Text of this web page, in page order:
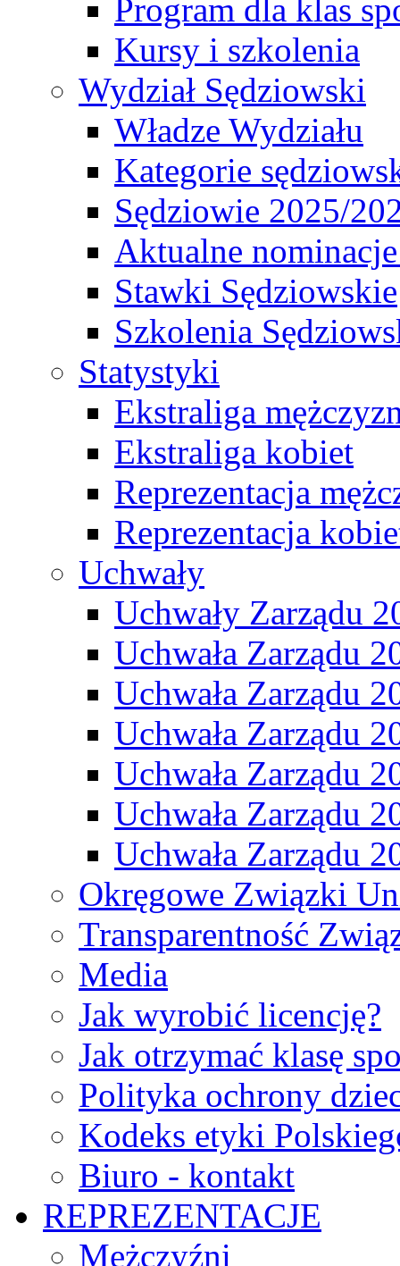
Program dla klas
Kursy i szkolenia
Wydział Sędziowski
Władze Wydziału
Kategorie
Sędziowie 2025/
Aktualne
Stawki Sędziowskie
Szkolenia
Statystyki
Ekstraliga
Ekstraliga kobiet
Reprezentacja
Reprezentacja
Uchwały
Uchwały Zarządu
Uchwała Zarządu
Uchwała Zarządu
Uchwała Zarządu
Uchwała Zarządu
Uchwała Zarządu
Uchwała Zarządu
Okręgowe Związki
Transparentność
Media
Jak wyrobić licencję?
Jak otrzymać klasę
Polityka ochrony
Kodeks etyki
Biuro - kontakt
REPREZENTACJE
Mężczyźni